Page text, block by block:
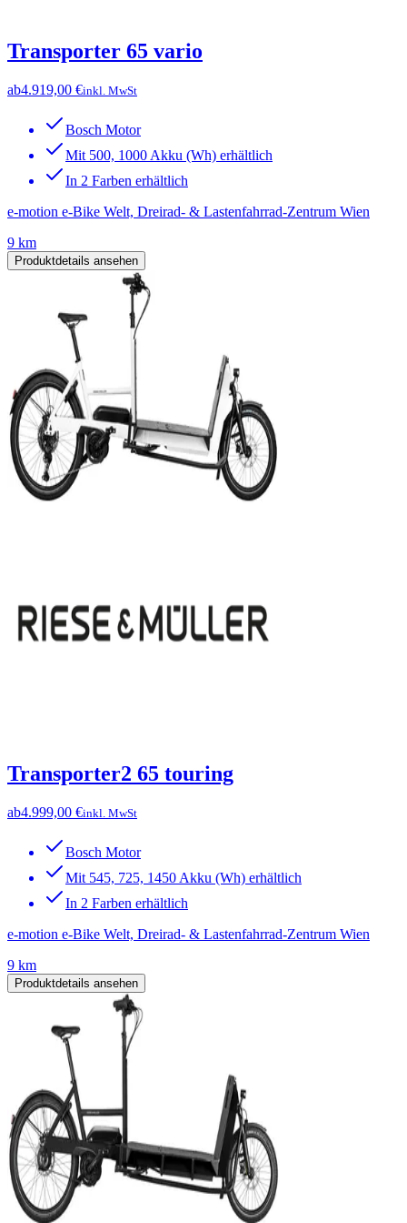
Transporter 65 vario
ab4.919,00 €inkl. MwSt
Bosch Motor
Mit 500, 1000 Akku (Wh) erhältlich
In 2 Farben erhältlich
e-motion e-Bike Welt, Dreirad- & Lastenfahrrad-Zentrum Wien
9 km
Produktdetails ansehen
Transporter2 65 touring
ab4.999,00 €inkl. MwSt
Bosch Motor
Mit 545, 725, 1450 Akku (Wh) erhältlich
In 2 Farben erhältlich
e-motion e-Bike Welt, Dreirad- & Lastenfahrrad-Zentrum Wien
9 km
Produktdetails ansehen